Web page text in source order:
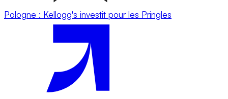
Pologne : Kellogg's investit pour les Pringles